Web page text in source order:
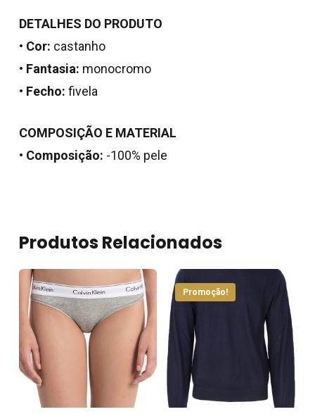
Nenhum produto no
Go To Shop
DETALHES DO PRODUTO
• Cor: castanho
• Fantasia: monocromo
• Fecho: fivela
COMPOSIÇÃO E MATERIAL
• Composição: -100% pele
Produtos Relacionados
Promoção!